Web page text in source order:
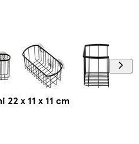
x 11 x 11 cm